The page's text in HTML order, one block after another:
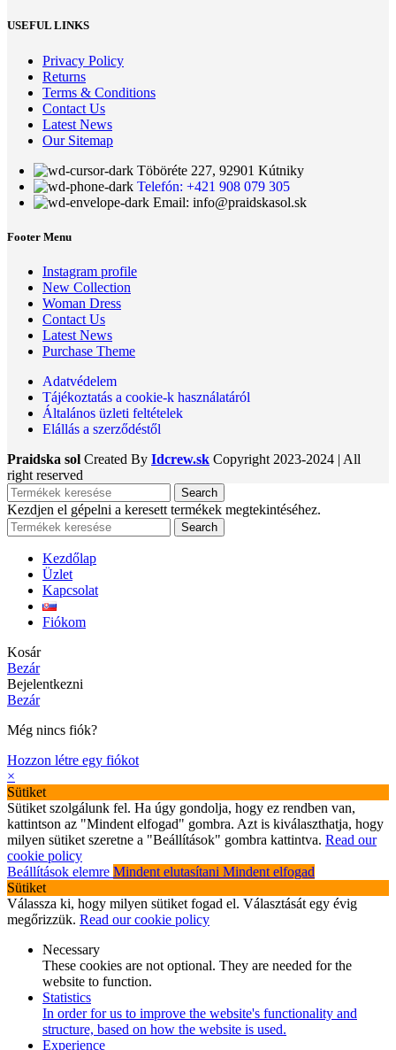
USEFUL LINKS
Privacy Policy
Returns
Terms & Conditions
Contact Us
Latest News
Our Sitemap
Töböréte 227, 92901 Kútniky
Telefón: +421 908 079 305
Email: info@praidskasol.sk
Footer Menu
Instagram profile
New Collection
Woman Dress
Contact Us
Latest News
Purchase Theme
Adatvédelem
Tájékoztatás a cookie-k használatáról
Általános üzleti feltételek
Elállás a szerződéstől
Praidska sol Created By Idcrew.sk Copyright 2023-2024 | All
right reserved
Search
Kezdjen el gépelni a keresett termékek megtekintéséhez.
Search
Kezdőlap
Üzlet
Kapcsolat
Fiókom
Kosár
Bezár
Bejelentkezni
Bezár
Még nincs fiók?
Hozzon létre egy fiókot
×
Sütiket
Sütiket szolgálunk fel. Ha úgy gondolja, hogy ez rendben van,
kattintson az "Mindent elfogad" gombra. Azt is kiválaszthatja, hogy
milyen sütiket szeretne a "Beállítások" gombra kattintva. Read our
cookie policy
Beállítások elemre Mindent elutasítani Mindent elfogad
Sütiket
Válassza ki, hogy milyen sütiket fogad el. Választását egy évig
megőrizzük. Read our cookie policy
Necessary
These cookies are not optional. They are needed for the
website to function.
Statistics
In order for us to improve the website's functionality and
structure, based on how the website is used.
Experience